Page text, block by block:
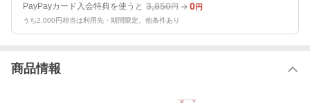
PayPayカード入会特典を使うと 3,850円 0円
うち2,000円相当は利用先・期間限定。他条件あり
商品情報